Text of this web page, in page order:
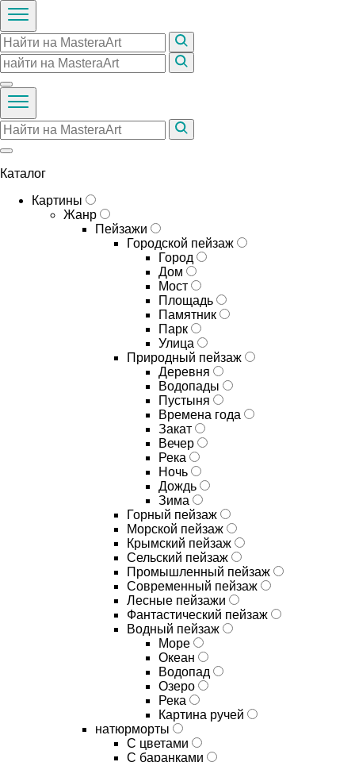
Каталог
Картины
Жанр
Пейзажи
Городской пейзаж
Город
Дом
Мост
Площадь
Памятник
Парк
Улица
Природный пейзаж
Деревня
Водопады
Пустыня
Времена года
Закат
Вечер
Река
Ночь
Дождь
Зима
Горный пейзаж
Морской пейзаж
Крымский пейзаж
Сельский пейзаж
Промышленный пейзаж
Современный пейзаж
Лесные пейзажи
Фантастический пейзаж
Водный пейзаж
Море
Океан
Водопад
Озеро
Река
Картина ручей
натюрморты
С цветами
С баранками